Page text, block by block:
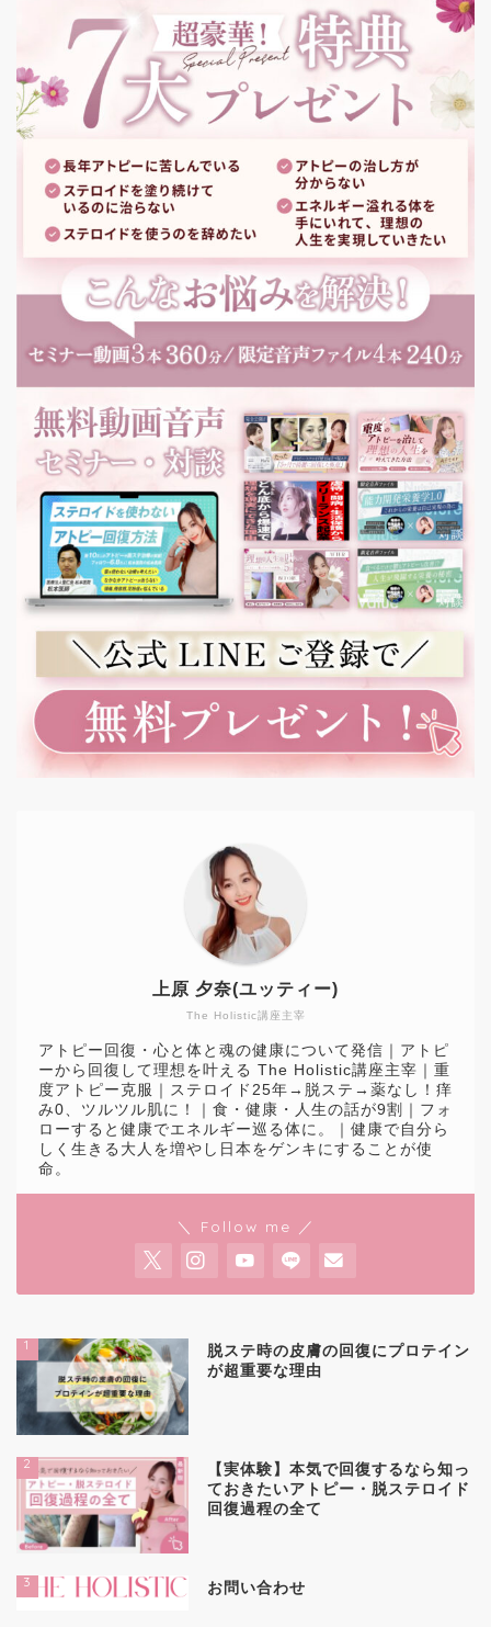
The Holistic講座主宰
上原 夕奈(ユッティー)
アトピー回復・心と体と魂の健康について発信｜アトピ
ーから回復して理想を叶える The Holistic講座主宰｜重
度アトピー克服｜ステロイド25年→脱ステ→薬なし！痒
み0、ツルツル肌に！｜食・健康・人生の話が9割｜フォ
ローすると健康でエネルギー巡る体に。｜健康で自分ら
しく生きる大人を増やし日本をゲンキにすることが使
命。
＼ Follow me ／
1
脱ステ時の皮膚の回復にプロテイン
が超重要な理由
2
【実体験】本気で回復するなら知っ
ておきたいアトピー・脱ステロイド
回復過程の全て
3 お問い合わせ